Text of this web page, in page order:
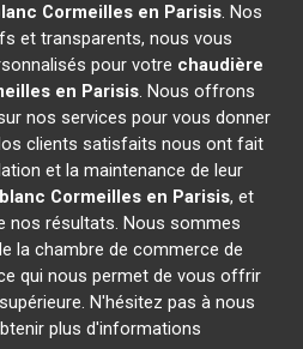
Cormeilles en Parisis. Nos
et transparents, nous vous
pour votre chaudière
en Parisis. Nous offrons
nos services pour vous donner
clients satisfaits nous ont fait
et la maintenance de leur
Cormeilles en Parisis, et
nos résultats. Nous sommes
la chambre de commerce de
qui nous permet de vous offrir
N'hésitez pas à nous
plus d'informations